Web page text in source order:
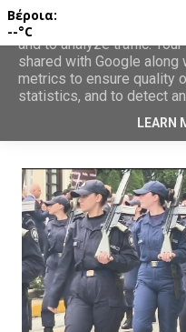
Βέροια:
--°C
This site uses cookies
and to analyze traffic.
shared with Google
metrics to ensure quality
statistics, and to detect
LEARN